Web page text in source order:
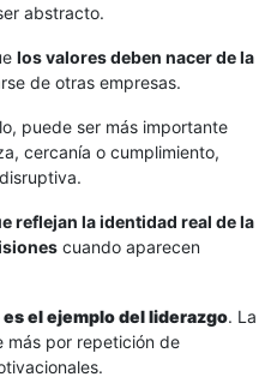
abstracto.
los valores deben nacer de la
de otras empresas.
puede ser más importante
cercanía o cumplimiento,
reflejan la identidad real de la
cuando aparecen
el ejemplo del liderazgo. La
más por repetición de